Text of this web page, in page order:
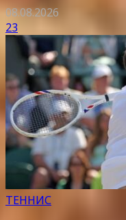
08.08.2026
23
ТЕННИС